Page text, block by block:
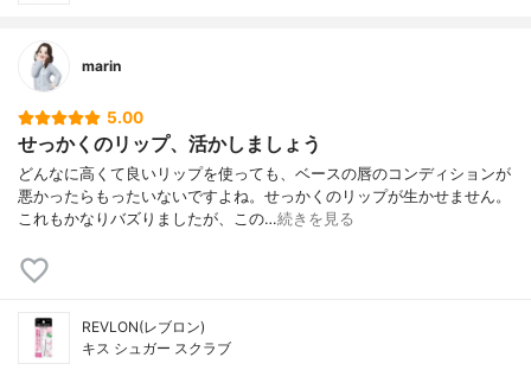
marin
5.00
せっかくのリップ、活かしましょう
どんなに高くて良いリップを使っても、ベースの唇のコンディションが
悪かったらもったいないですよね。せっかくのリップが生かせません。
これもかなりバズりましたが、この…続きを見る
REVLON(レブロン)
キス シュガー スクラブ